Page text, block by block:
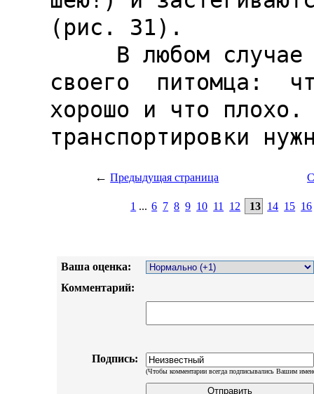
← Предыдущая страница
1 ... 6 7 8 9 10 11 12 13 14 15 16
Ваша оценка:
Комментарий:
Подпись:
(Чтобы комментарии всегда подписывались Вашим